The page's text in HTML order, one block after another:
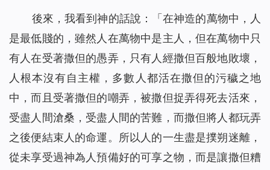
後來，我看到神的話說：「在神造的萬物中，人
是最低賤的，雖然人在萬物中是主人，但在萬物中只
有人在受著撒但的愚弄，只有人經撒但百般地敗壞，
人根本沒有自主權，多數人都活在撒但的污穢之地
中，而且受著撒但的嘲弄，被撒但捉弄得死去活來，
受盡人間滄桑，受盡人間的苦難，而撒但將人都玩弄
之後便結束人的命運。所以人的一生盡是撲朔迷離，
從未享受過神為人預備好的可享之物，而是讓撒但糟